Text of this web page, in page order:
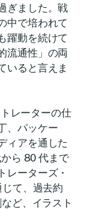
ぎました。戦
中で培われて
躍動を続けて
流通性」の両
いると言えま
レーターの仕
、パッケー
ィアを通した
ら 80 代まで
レーターズ・
て、過去約
ど、イラスト